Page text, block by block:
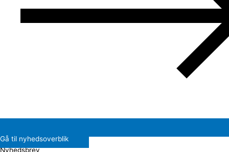
Gå til nyhedsoverblik
Nyhedsbrev